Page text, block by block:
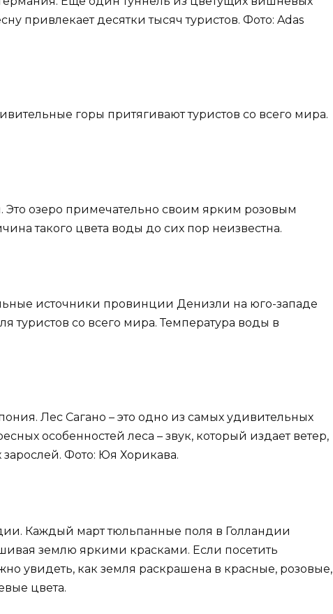
привлекает десятки тысяч туристов. Фото: Adas
горы притягивают туристов со всего мира.
Это озеро примечательно своим ярким розовым
такого цвета воды до сих пор неизвестна.
источники провинции Денизли на юго-западе
туристов со всего мира. Температура воды в
Лес Сагано – это одно из самых удивительных
особенностей леса – звук, который издает ветер,
Фото: Юя Хорикава.
Каждый март тюльпанные поля в Голландии
землю яркими красками. Если посетить
увидеть, как земля раскрашена в красные, розовые,
цвета.